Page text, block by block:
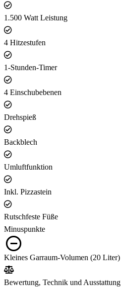
1.500 Watt Leistung
4 Hitzestufen
1-Stunden-Timer
4 Einschubebenen
Drehspieß
Backblech
Umluftfunktion
Inkl. Pizzastein
Rutschfeste Füße
Minuspunkte
Kleines Garraum-Volumen (20 Liter)
Bewertung, Technik und Ausstattung